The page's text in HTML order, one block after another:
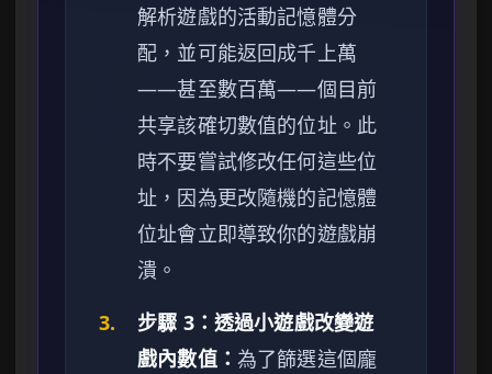
解析遊戲的活動記憶體分
配，並可能返回成千上萬
——甚至數百萬——個目前
共享該確切數值的位址。此
時不要嘗試修改任何這些位
址，因為更改隨機的記憶體
位址會立即導致你的遊戲崩
潰。
3.
步驟 3：透過小遊戲改變遊
戲內數值： 為了篩選這個龐